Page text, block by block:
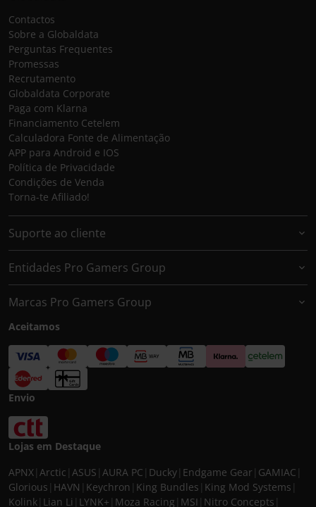
Contactos
Sobre a Globaldata
Perguntas Frequentes
Promessas
Recrutamento
Globaldata Corporate
Paga com Klarna
Financiamento Cetelem
Calculadora Fonte de Alimentação
APP para Android e IOS
Política de Privacidade
Condições de Venda
Torna-te Afiliado!
Suporte ao cliente
Entidades Pro Gamers Group
Marcas Pro Gamers Group
Aceitamos
Envio
Lojas em Destaque
APNX Arctic ASUS AURA PC Ducky Endgame Gear GAMIAC
Glorious HAVN Keychron King Bundles King Mod Systems
Kolink Lian Li LYNK+ Moza Racing MSI Nitro Concepts